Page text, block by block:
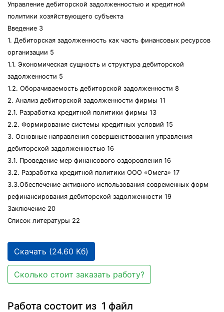
Управление дебиторской задолженностью и кредитной
политики хозяйствующего субъекта
Введение 3
1. Дебиторская задолженность как часть финансовых ресурсов
организации 5
1.1. Экономическая сущность и структура дебиторской
задолженности 5
1.2. Оборачиваемость дебиторской задолженности 8
2. Анализ дебиторской задолженности фирмы 11
2.1. Разработка кредитной политики фирмы 13
2.2. Формирование системы кредитных условий 15
3. Основные направления совершенствования управления
дебиторской задолженностью 16
3.1. Проведение мер финансового оздоровления 16
3.2. Разработка кредитной политики ООО «Омега» 17
3.3.Обеспечение активного использования современных форм
рефинансирования дебиторской задолженности 19
Заключение 20
Список литературы 22
Скачать (24.60 Кб)
Сколько стоит заказать работу?
Работа состоит из 1 файл